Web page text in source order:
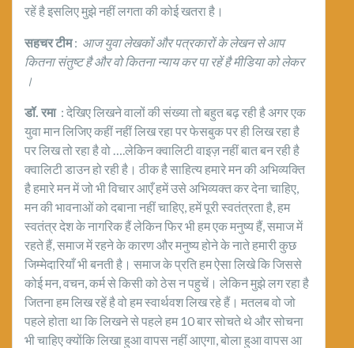
रहें है इसलिए मुझे नहीं लगता की कोई खतरा है।
सहचर टीम: आज युवा लेखकों और पत्रकारों के लेखन से आप
कितना संतुष्ट है और वो कितना न्याय कर पा रहें है मीडिया को लेकर
।
डॉ. रमा: देखिए लिखने वालों की संख्या तो बहुत बढ़ रही है अगर एक
युवा मान लिजिए कहीं नहीं लिख रहा पर फेसबुक पर ही लिख रहा है
पर लिख तो रहा है वो ….लेकिन क्वालिटी वाइज़ नहीं बात बन रही है
क्वालिटी डाउन हो रही है। ठीक है साहित्य हमारे मन की अभिव्यक्ति
है हमारे मन में जो भी विचार आएँ हमें उसे अभिव्यक्त कर देना चाहिए,
मन की भावनाओं को दबाना नहीं चाहिए, हमें पूरी स्वतंत्रता है, हम
स्वतंत्र देश के नागरिक हैं लेकिन फिर भी हम एक मनुष्य हैं, समाज में
रहते हैं, समाज में रहने के कारण और मनुष्य होने के नाते हमारी कुछ
जिम्मेदारियाँ भी बनती है। समाज के प्रति हम ऐसा लिखे कि जिससे
कोई मन, वचन, कर्म से किसी को ठेस न पहुचें। लेकिन मुझे लग रहा है
जितना हम लिख रहें है वो हम स्वार्थवश लिख रहे हैं। मतलब वो जो
पहले होता था कि लिखने से पहले हम 10 बार सोचते थे और सोचना
भी चाहिए क्योंकि लिखा हुआ वापस नहीं आएगा, बोला हुआ वापस आ